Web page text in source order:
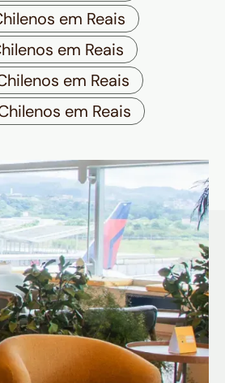
em Reais
em Reais
em Reais
em Reais
Nomad tem
mais
benefícios e vantagens
Internacional